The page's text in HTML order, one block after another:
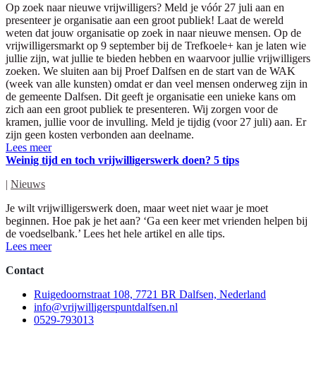
Op zoek naar nieuwe vrijwilligers? Meld je vóór 27 juli aan en
presenteer je organisatie aan een groot publiek! Laat de wereld
weten dat jouw organisatie op zoek in naar nieuwe mensen. Op de
vrijwilligersmarkt op 9 september bij de Trefkoele+ kan je laten wie
jullie zijn, wat jullie te bieden hebben en waarvoor jullie vrijwilligers
zoeken. We sluiten aan bij Proef Dalfsen en de start van de WAK
(week van alle kunsten) omdat er dan veel mensen onderweg zijn in
de gemeente Dalfsen. Dit geeft je organisatie een unieke kans om
zich aan een groot publiek te presenteren. Wij zorgen voor de
kramen, jullie voor de invulling. Meld je tijdig (voor 27 juli) aan. Er
zijn geen kosten verbonden aan deelname.
Lees meer
Weinig tijd en toch vrijwilligerswerk doen? 5 tips
| Nieuws
Je wilt vrijwilligerswerk doen, maar weet niet waar je moet
beginnen. Hoe pak je het aan? ‘Ga een keer met vrienden helpen bij
de voedselbank.’ Lees het hele artikel en alle tips.
Lees meer
Contact
Ruigedoornstraat 108, 7721 BR Dalfsen, Nederland
info@vrijwilligerspuntdalfsen.nl
0529-793013